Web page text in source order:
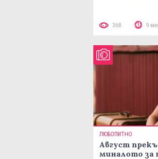
368 9
ЛЮБОПИТНО
Август
миналото за